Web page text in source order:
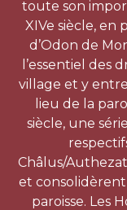
toute son
XIVe siècle,
d’Odon de
l’essentiel des
village et y
lieu de la
siècle, une
Châlus/
et consolidèrent
paroisse. Les